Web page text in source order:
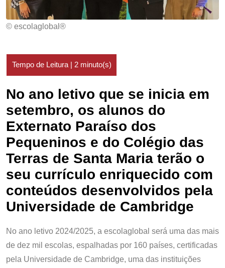
© escolaglobal®
No ano letivo que se inicia em
setembro, os alunos do
Externato Paraíso dos
Pequeninos e do Colégio das
Terras de Santa Maria terão o
seu currículo enriquecido com
conteúdos desenvolvidos pela
Universidade de Cambridge
No ano letivo 2024/2025, a escolaglobal será uma das mais
de dez mil escolas, espalhadas por 160 países, certificadas
pela Universidade de Cambridge, uma das instituições